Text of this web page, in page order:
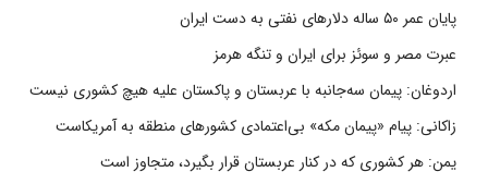
پایان عمر ۵۰ ساله دلارهای نفتی به دست ایران
عبرت مصر و سوئز برای ایران و تنگه هرمز
اردوغان: پیمان سه‌جانبه با عربستان و پاکستان علیه هیچ کشوری نیست
زاکانی: پیام «پیمان مکه» بی‌اعتمادی کشورهای منطقه به آمریکاست
یمن: هر کشوری که در کنار عربستان قرار بگیرد، متجاوز است